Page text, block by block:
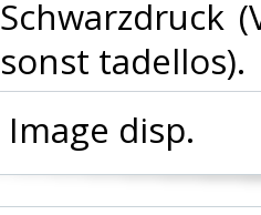
Schwarzdruck
sonst tadellos).‎
‎ Image disp.‎